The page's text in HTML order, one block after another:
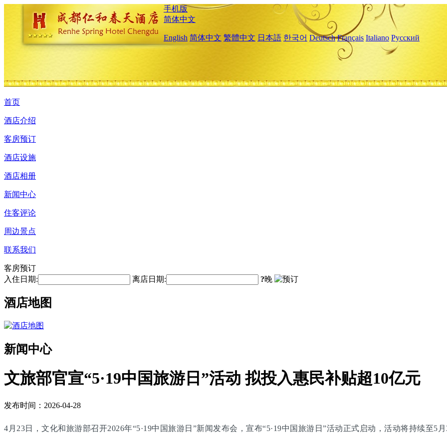
手机版
简体中文
English 简体中文 繁體中文 日本語 한국어 Deutsch Français Italiano Русский
首页
酒店介绍
客房预订
酒店设施
酒店相册
新闻中心
住客评论
周边景点
联系我们
客房预订
入住日期:
离店日期: ?晚
酒店地图
新闻中心
文旅部官宣“5·19中国旅游日”活动 拟投入惠民补贴超10亿元
发布时间：2026-04-28
4月23日，文化和旅游部召开2026年“5·19中国旅游日”新闻发布会，宣布“5·19中国旅游日”活动正式启动，活动将持续至5